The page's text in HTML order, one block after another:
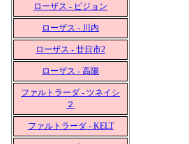
ローザス - ピジョン
ローザス - 川内
ローザス - 廿日市2
ローザス - 高陽
ファルトラーダ - ツネイシ
２
ファルトラーダ - KELT